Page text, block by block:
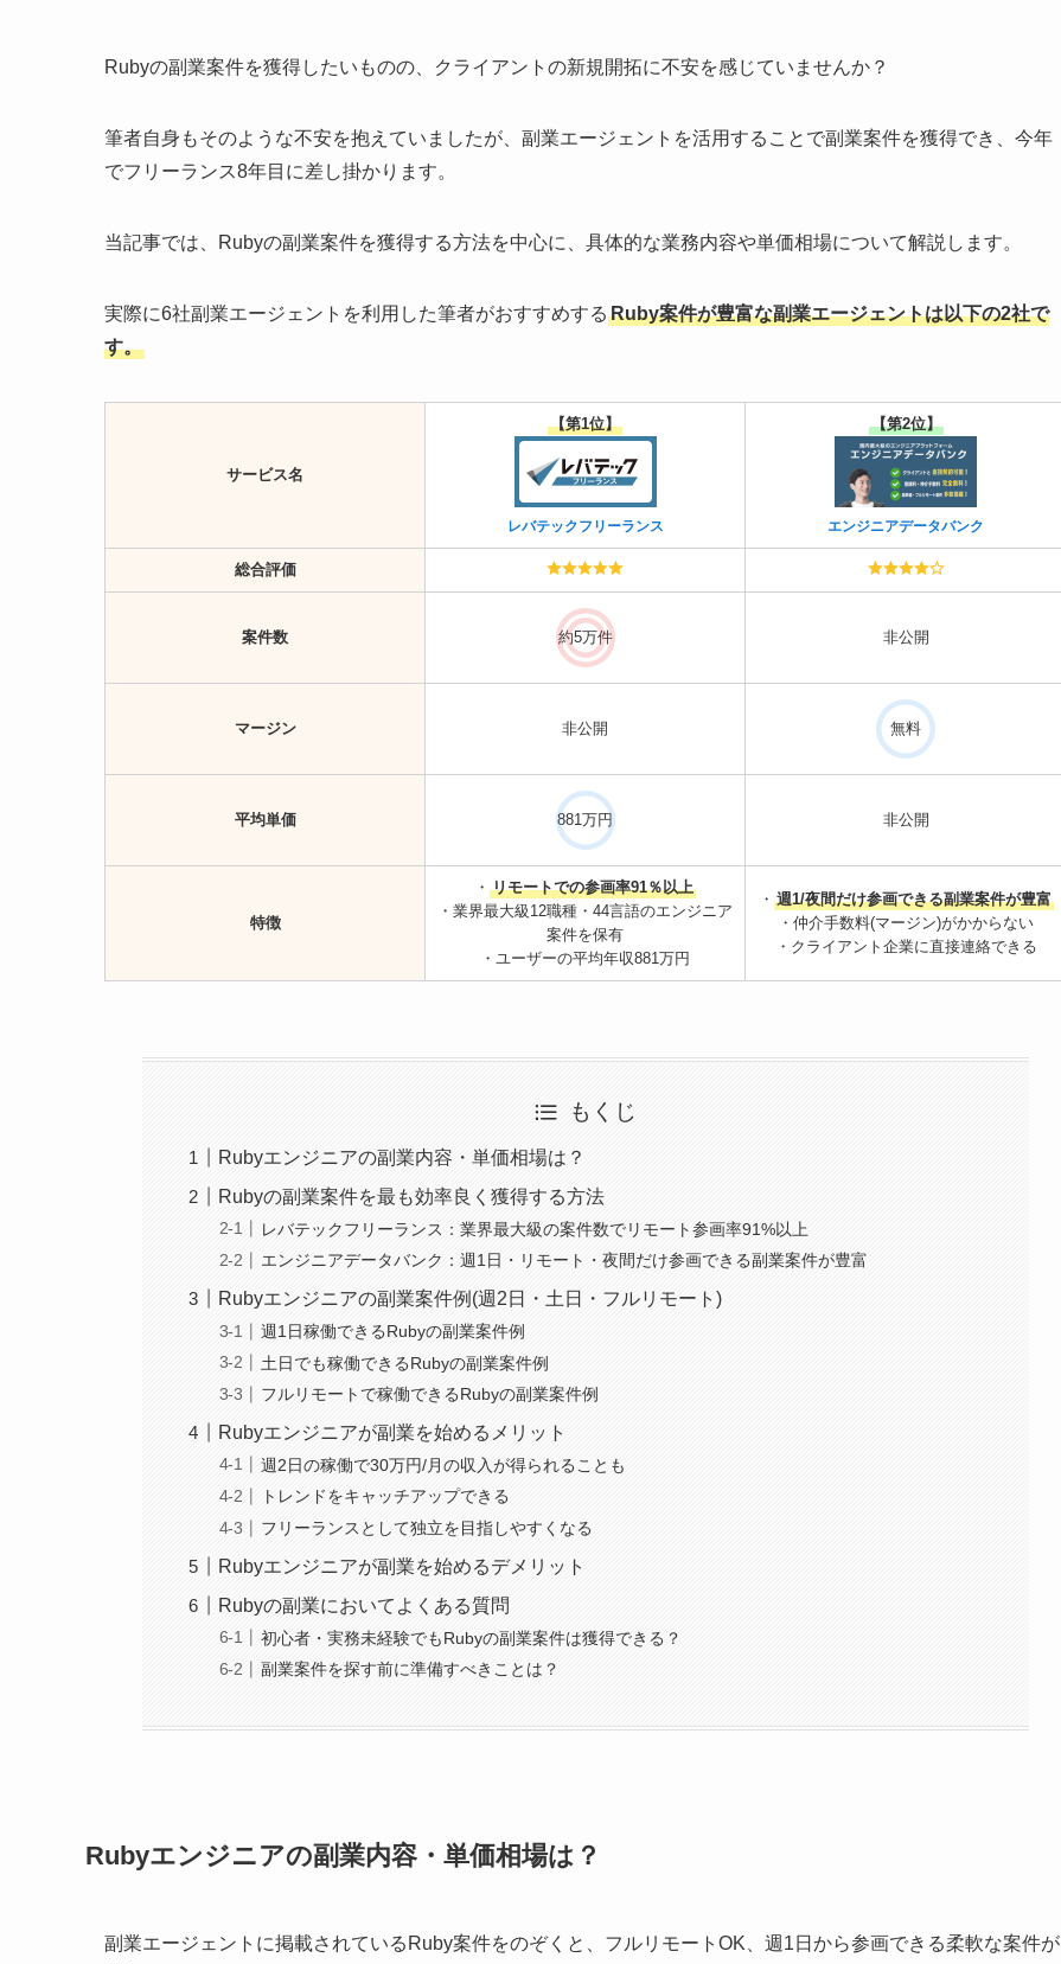
Rubyの副業案件を獲得したいものの、クライアントの新規開拓に不安を感じていませんか？
筆者自身もそのような不安を抱えていましたが、副業エージェントを活用することで副業案件を獲得でき、今年
でフリーランス8年目に差し掛かります。
当記事では、Rubyの副業案件を獲得する方法を中心に、具体的な業務内容や単価相場について解説します。
実際に6社副業エージェントを利用した筆者がおすすめする Ruby案件が豊富な副業エージェントは以下の2社で
す。
サービス名
【第1位】
レバテックフリーランス
【第2位】
エンジニアデータバンク
総合評価
案件数 約5万件 非公開
マージン 非公開 無料
平均単価 881万円 非公開
特徴
・ リモートでの参画率91％以上
・業界最大級12職種・44言語のエンジニア
案件を保有
・ユーザーの平均年収881万円
・ 週1/夜間だけ参画できる副業案件が豊富
・仲介手数料(マージン)がかからない
・クライアント企業に直接連絡できる
もくじ
Rubyエンジニアの副業内容・単価相場は？
Rubyの副業案件を最も効率良く獲得する方法
レバテックフリーランス：業界最大級の案件数でリモート参画率91%以上
エンジニアデータバンク：週1日・リモート・夜間だけ参画できる副業案件が豊富
Rubyエンジニアの副業案件例(週2日・土日・フルリモート)
週1日稼働できるRubyの副業案件例
土日でも稼働できるRubyの副業案件例
フルリモートで稼働できるRubyの副業案件例
Rubyエンジニアが副業を始めるメリット
週2日の稼働で30万円/月の収入が得られることも
トレンドをキャッチアップできる
フリーランスとして独立を目指しやすくなる
Rubyエンジニアが副業を始めるデメリット
Rubyの副業においてよくある質問
初心者・実務未経験でもRubyの副業案件は獲得できる？
副業案件を探す前に準備すべきことは？
Rubyエンジニアの副業内容・単価相場は？
副業エージェントに掲載されているRuby案件をのぞくと、フルリモートOK、週1日から参画できる柔軟な案件が